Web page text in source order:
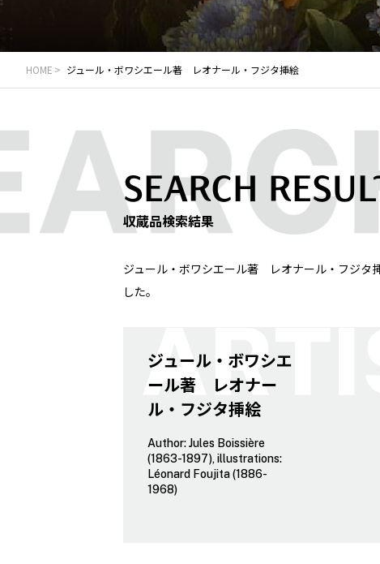
HOME ジュール・ボワシエール著 レオナール・フジタ挿絵
SEARCH
収蔵品検索結果
ジュール・ボワシエール著 レオナール・フジ
した。
ジュール・ボワシエ
ール著 レオナー
ル・フジタ挿絵
Author: Jules Boissière
(1863-1897), illustrations:
Léonard Foujita (1886-
1968)